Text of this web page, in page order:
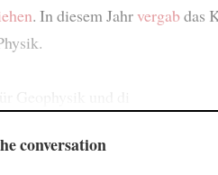
. In diesem Jahrvergabdas
conversation